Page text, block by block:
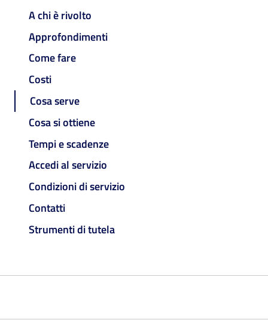
A chi è rivolto
Approfondimenti
Come fare
Costi
Cosa serve
Cosa si ottiene
Tempi e scadenze
Accedi al servizio
Condizioni di servizio
Contatti
Strumenti di tutela